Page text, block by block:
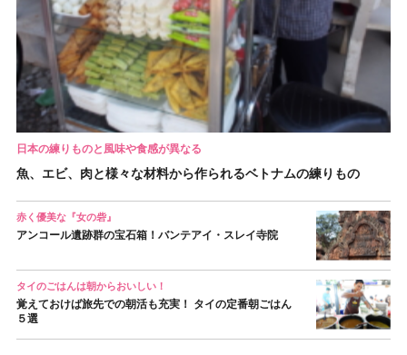
日本の練りものと風味や食感が異なる
魚、エビ、肉と様々な材料から作られるベトナムの練りもの
赤く優美な『女の砦』
アンコール遺跡群の宝石箱！バンテアイ・スレイ寺院
タイのごはんは朝からおいしい！
覚えておけば旅先での朝活も充実！ タイの定番朝ごはん
５選